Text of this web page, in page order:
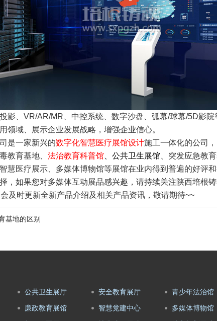
影、VR/AR/MR、中控系统、数字沙盘、弧幕/球幕/5D影
领域、展示企业发展战略，增强企业信心。
是一家新兴的数字化智慧医疗展馆设计施工一体化的公司
教育基地、 法治教育科普馆 、公共卫生展馆 、突发应急教
慧医疗展示、多媒体博物馆等展馆在业内得到普遍的好评
，如果您对多媒体互动展品感兴趣，请持续关注陕西培根
及时更新全新产品介绍及相关产品资讯，敬请期待~~
基地的区别
公共卫生展厅 安全教育展厅
青少年法治馆
廉政教育展馆 智慧党建中心
多媒体博物馆